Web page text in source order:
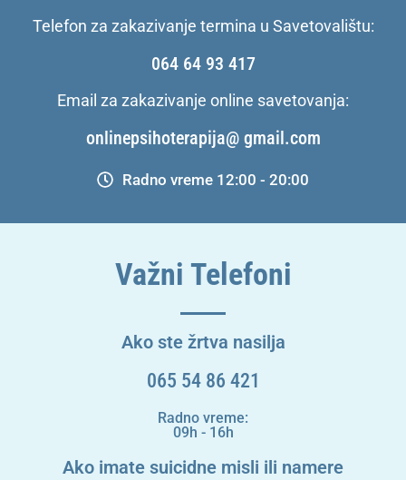
Telefon za zakazivanje termina u Savetovalištu:
064 64 93 417
Email za zakazivanje online savetovanja:
onlinepsihoterapija@ gmail.com
Radno vreme 12:00 - 20:00
Važni Telefoni
Ako ste žrtva nasilja
065 54 86 421
Radno vreme:
09h - 16h
Ako imate suicidne misli ili namere